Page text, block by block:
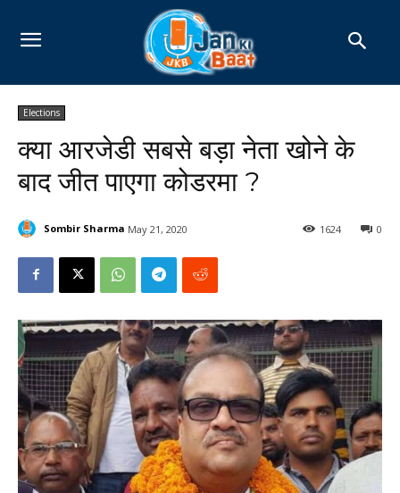
Elections
क्या आरजेडी सबसे बड़ा नेता खोने के
बाद जीत पाएगा कोडरमा ?
Sombir Sharma May 21, 2020 0
1624